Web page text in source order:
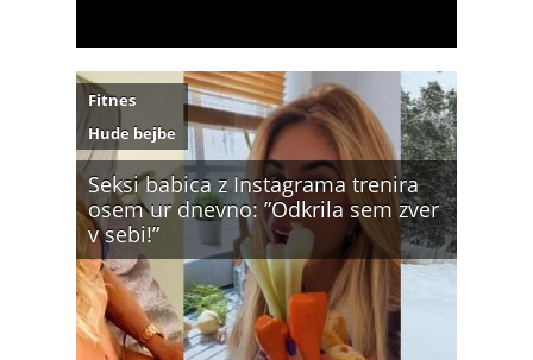
Seksi babica z Instagrama trenira
osem ur dnevno: ”Odkrila sem zver
v sebi!”
Fitnes
Hude bejbe